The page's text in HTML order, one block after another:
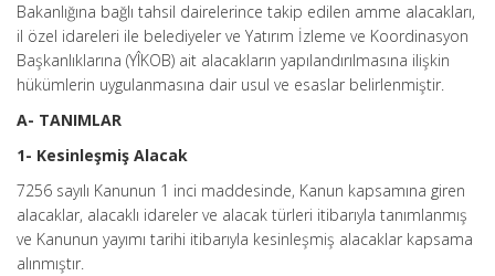
Bakanlığına bağlı tahsil dairelerince takip edilen amme alacakları,
il özel idareleri ile belediyeler ve Yatırım İzleme ve Koordinasyon
Başkanlıklarına (YÎKOB) ait alacakların yapılandırılmasına ilişkin
hükümlerin uygulanmasına dair usul ve esaslar belirlenmiştir.
A- TANIMLAR
1- Kesinleşmiş Alacak
7256 sayılı Kanunun 1 inci maddesinde, Kanun kapsamına giren
alacaklar, alacaklı idareler ve alacak türleri itibarıyla tanımlanmış
ve Kanunun yayımı tarihi itibarıyla kesinleşmiş alacaklar kapsama
alınmıştır.